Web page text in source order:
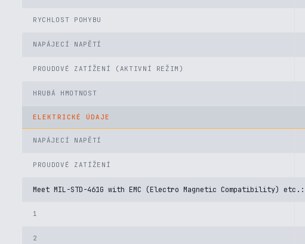
RYCHLOST POHYBU
NAPÁJECÍ NAPĚTÍ
PROUDOVÉ ZATÍŽENÍ (AKTIVNÍ REŽIM)
HRUBÁ HMOTNOST
ELEKTRICKÉ ÚDAJE
NAPÁJECÍ NAPĚTÍ
PROUDOVÉ ZATÍŽENÍ
Meet MIL-STD-461G with EMC (Electro Magnetic Compatibility) etc.:
1
2